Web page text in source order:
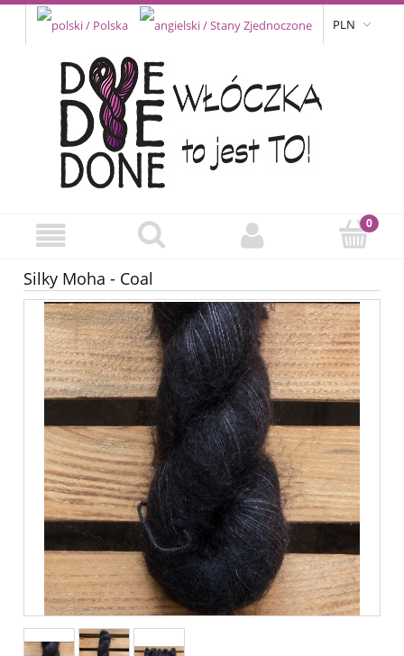
PLN
Silky Moha - Coal